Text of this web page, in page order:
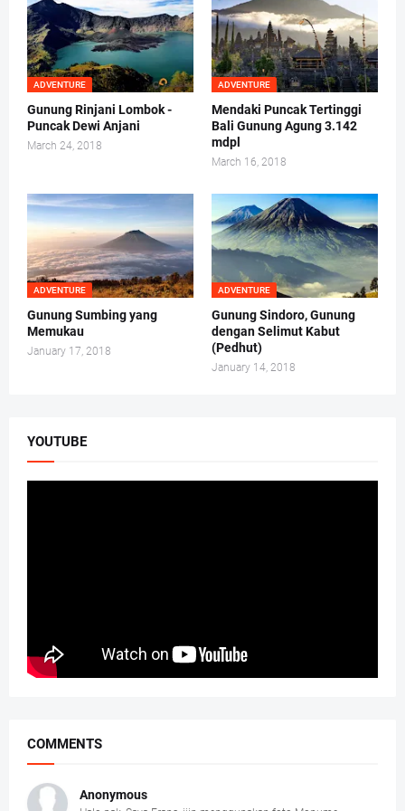
ADVENTURE
Gunung Rinjani Lombok -
Puncak Dewi Anjani
March 24, 2018
ADVENTURE
Mendaki Puncak Tertinggi
Bali Gunung Agung 3.142
mdpl
March 16, 2018
ADVENTURE
Gunung Sumbing yang
Memukau
January 17, 2018
ADVENTURE
Gunung Sindoro, Gunung
dengan Selimut Kabut
(Pedhut)
January 14, 2018
YOUTUBE
COMMENTS
Anonymous